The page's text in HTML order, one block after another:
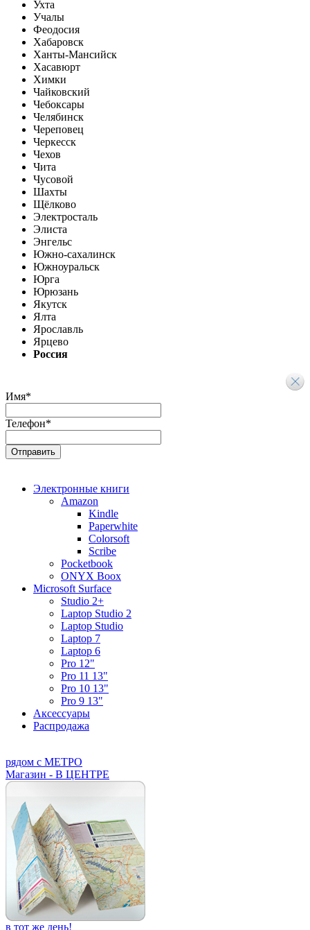
Ухта
Учалы
Феодосия
Хабаровск
Ханты-Мансийск
Хасавюрт
Химки
Чайковский
Чебоксары
Челябинск
Череповец
Черкесск
Чехов
Чита
Чусовой
Шахты
Щёлково
Электросталь
Элиста
Энгельс
Южно-сахалинск
Южноуральск
Юрга
Юрюзань
Якутск
Ялта
Ярославль
Ярцево
Россия
Имя*
Телефон*
Электронные книги
Amazon
Kindle
Paperwhite
Colorsoft
Scribe
Pocketbook
ONYX Boox
Microsoft Surface
Studio 2+
Laptop Studio 2
Laptop Studio
Laptop 7
Laptop 6
Pro 12"
Pro 11 13"
Pro 10 13"
Pro 9 13"
Аксессуары
Распродажа
рядом с МЕТРО
Магазин - В ЦЕНТРЕ
в тот же день!